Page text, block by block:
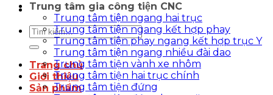
Tìm
kiếm:
Trang chủ
Giới thiệu
Sản phẩm
Trung tâm gia công tiện CNC
Trung tâm tiện ngang hai trục
Trung tâm tiện ngang kết hợp phay
Trung tâm tiện phay ngang kết hợp trục Y
Trung tâm tiện ngang nhiều đài dao
Trung tâm tiện vành xe nhôm
Trung tâm tiện hai trục chính
Trung tâm tiện đứng